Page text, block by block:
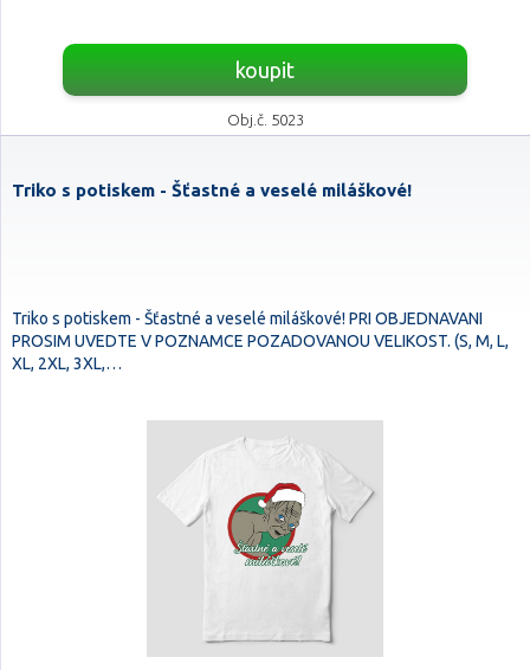
koupit
Obj.č. 5023
Triko s potiskem - Šťastné a veselé miláškové!
Triko s potiskem - Šťastné a veselé miláškové! PRI OBJEDNAVANI
PROSIM UVEDTE V POZNAMCE POZADOVANOU VELIKOST. (S, M, L,
XL, 2XL, 3XL,…